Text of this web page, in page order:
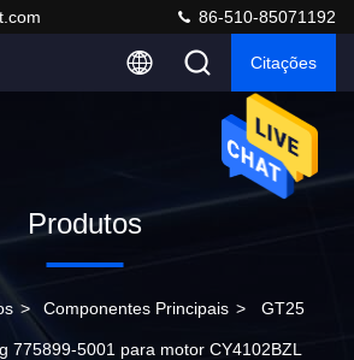
86-510-85071192
Citações
Produtos
> Componentes Principais > GT25
775899-5001 para motor CY4102BZL